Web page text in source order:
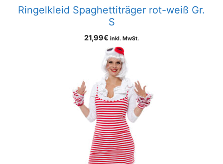
Ringelkleid Spaghettiträger rot-weiß Gr.
S
21,99€ inkl. MwSt.